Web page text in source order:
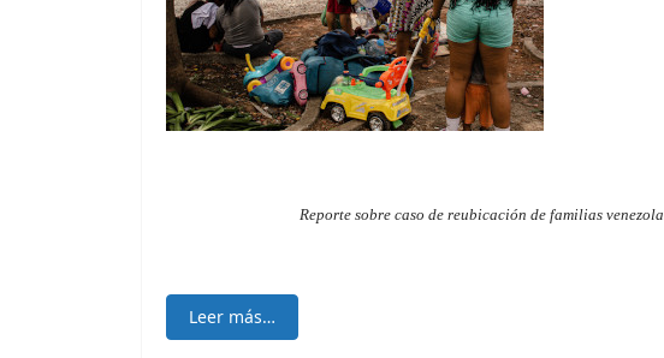
Reporte sobre caso de reubicación de familias
Leer más…